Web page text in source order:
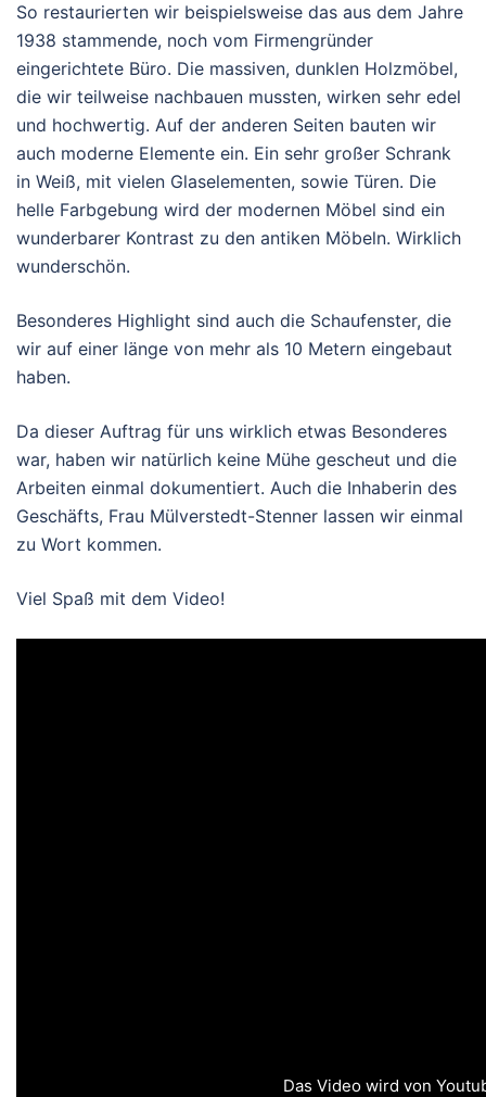
So restaurierten wir beispielsweise das aus dem Jahre
1938 stammende, noch vom Firmengründer
eingerichtete Büro. Die massiven, dunklen Holzmöbel,
die wir teilweise nachbauen mussten, wirken sehr edel
und hochwertig. Auf der anderen Seiten bauten wir
auch moderne Elemente ein. Ein sehr großer Schrank
in Weiß, mit vielen Glaselementen, sowie Türen. Die
helle Farbgebung wird der modernen Möbel sind ein
wunderbarer Kontrast zu den antiken Möbeln. Wirklich
wunderschön.
Besonderes Highlight sind auch die Schaufenster, die
wir auf einer länge von mehr als 10 Metern eingebaut
haben.
Da dieser Auftrag für uns wirklich etwas Besonderes
war, haben wir natürlich keine Mühe gescheut und die
Arbeiten einmal dokumentiert. Auch die Inhaberin des
Geschäfts, Frau Mülverstedt-Stenner lassen wir einmal
zu Wort kommen.
Viel Spaß mit dem Video!
Das Video wird von